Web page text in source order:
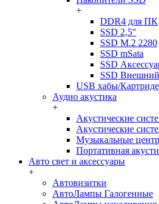
+
DDR4 для ПК
SSD 2,5"
SSD M.2 2280
SSD mSata
SSD
SSD Внешний
USB хабы/
Аудио акустика
+
Акустические
Акустические
Музыкальные
Портативная
Авто свет и аксессуары
+
Автовизитки
АвтоЛампы Галогенные